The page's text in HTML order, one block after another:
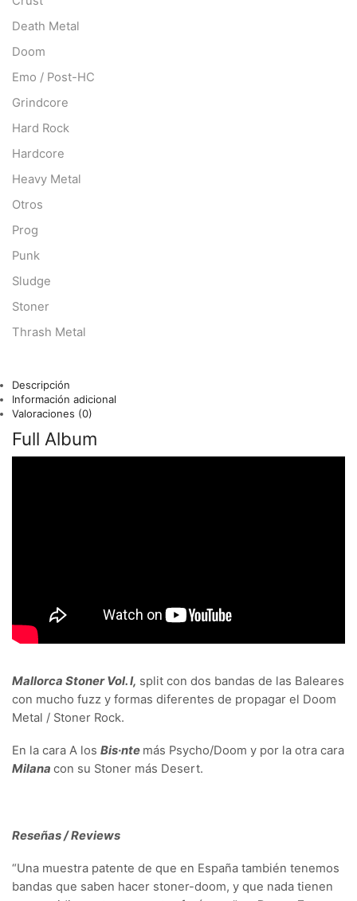
Death Metal
Doom
Emo / Post-HC
Grindcore
Hard Rock
Hardcore
Heavy Metal
Otros
Prog
Punk
Sludge
Stoner
Thrash Metal
Descripción
Información adicional
Valoraciones (0)
Full Album
Mallorca Stoner Vol. I, split con dos bandas de las Baleares
con mucho fuzz y formas diferentes de propagar el Doom
Metal / Stoner Rock.
En la cara A los Bis·nte más Psycho/Doom y por la otra cara
Milana con su Stoner más Desert.
Reseñas / Reviews
“Una muestra patente de que en España también tenemos
bandas que saben hacer stoner-doom, y que nada tienen